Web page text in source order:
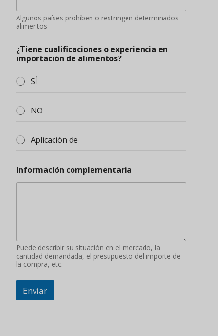
Algunos países prohíben o restringen determinados
alimentos
¿Tiene cualificaciones o experiencia en
importación de alimentos?
SÍ
NO
Aplicación de
Información complementaria
Puede describir su situación en el mercado, la
cantidad demandada, el presupuesto del importe de
la compra, etc.
Enviar